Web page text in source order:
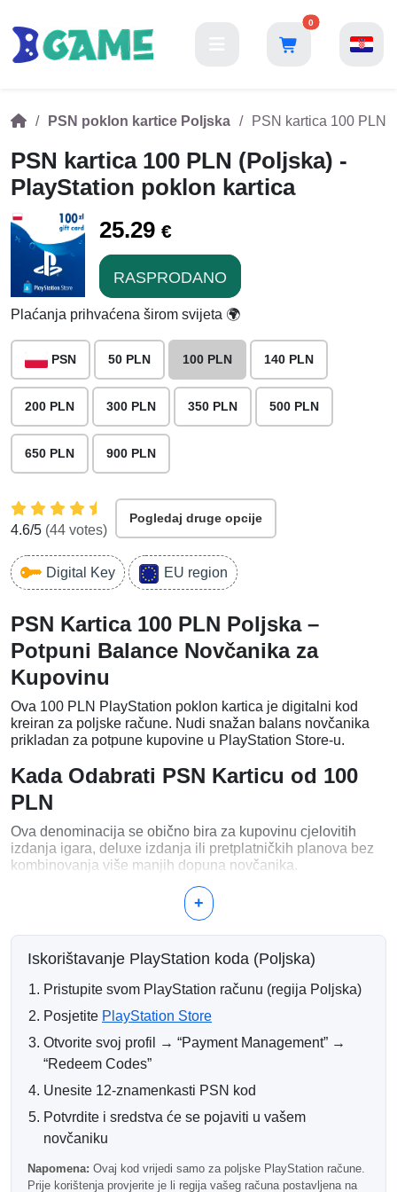
0
PSN poklon kartice Poljska PSN kartica 100 PLN
PSN kartica 100 PLN (Poljska) -
PlayStation poklon kartica
25.29 €
RASPRODANO
Plaćanja prihvaćena širom svijeta 🌍
PSN 50 PLN 100 PLN 140 PLN
200 PLN 300 PLN 350 PLN 500 PLN
650 PLN 900 PLN
4.6/5 (44 votes)
Pogledaj druge opcije
Digital Key EU region
PSN Kartica 100 PLN Poljska –
Potpuni Balance Novčanika za
Kupovinu
Ova 100 PLN PlayStation poklon kartica je digitalni kod
kreiran za poljske račune. Nudi snažan balans novčanika
prikladan za potpune kupovine u PlayStation Store-u.
Kada Odabrati PSN Karticu od 100
PLN
Ova denominacija se obično bira za kupovinu cjelovitih
izdanja igara, deluxe izdanja ili pretplatničkih planova bez
kombinovanja više manjih dopuna novčanika.
Što Se Može Kupiti s 100 PLN?
PlayStation Plus pretplate
DLC-ovi i proširenja
Unutarnja valuta i digitalni predmeti
Zašto Odabrati 100 PLN?
PlayStation kartica od 100 PLN odgovara cjenovnom rangu
praktičnom opcijom za dovršavanje transakcija bez
dodatnih dopuna.
Informacije o Dostavi
Nakon potvrde plaćanja, PSN kod se automatski isporučuje
+
Iskorištavanje PlayStation koda (Poljska)
Pristupite svom PlayStation računu (regija Poljska)
Posjetite PlayStation Store
Otvorite svoj profil → “Payment Management” →
“Redeem Codes”
Unesite 12-znamenkasti PSN kod
Potvrdite i sredstva će se pojaviti u vašem
novčaniku
Napomena: Ovaj kod vrijedi samo za poljske PlayStation račune.
Prije korištenja provjerite je li regija vašeg računa postavljena na